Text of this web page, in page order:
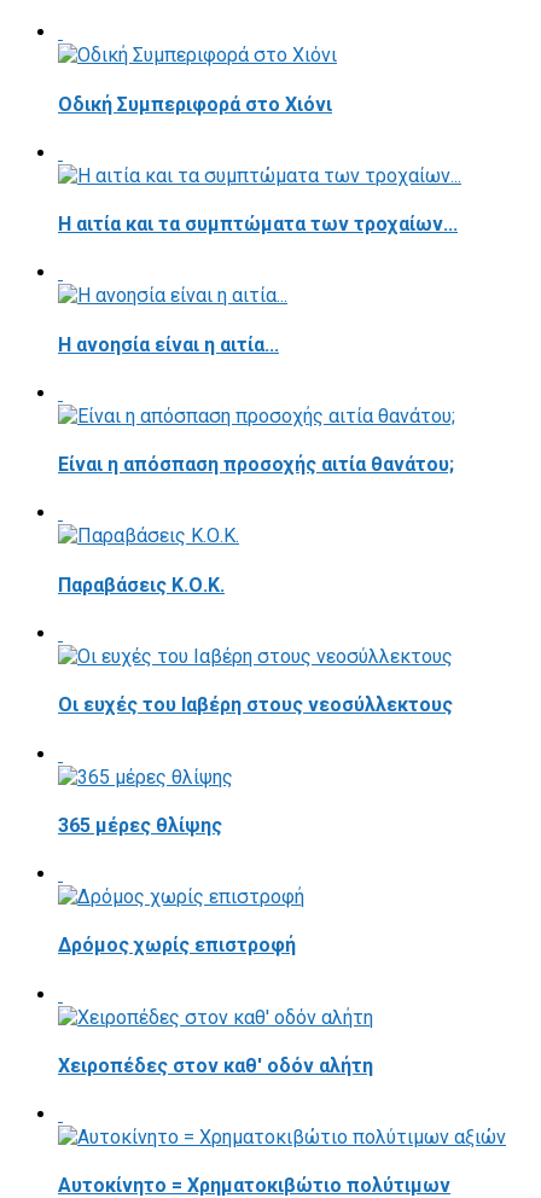
Οδική Συμπεριφορά στο Χιόνι
Η αιτία και τα συμπτώματα των τροχαίων...
Η ανοησία είναι η αιτία...
Είναι η απόσπαση προσοχής αιτία θανάτου;
Παραβάσεις Κ.Ο.Κ.
Οι ευχές του Ιαβέρη στους νεοσύλλεκτους
365 μέρες θλίψης
Δρόμος χωρίς επιστροφή
Χειροπέδες στον καθ' οδόν αλήτη
Αυτοκίνητο = Χρηματοκιβώτιο πολύτιμων